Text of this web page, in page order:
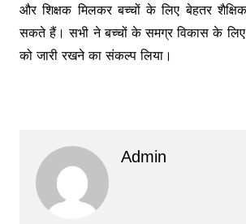
और शिक्षक मिलकर बच्चों के लिए बेहतर
सकते हैं। सभी ने बच्चों के समग्र विकास के लिए
को जारी रखने का संकल्प लिया।
Admin